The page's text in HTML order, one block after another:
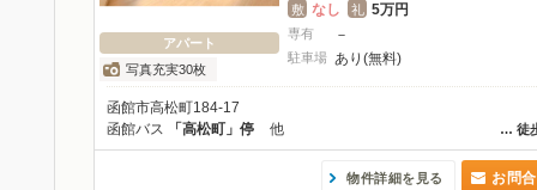
アパート
写真充実30枚
敷 なし 礼 5万円
専有 －
駐車場 あり(無料)
函館市高松町184-17
… 徒
函館バス 「高松町」停 他
物件詳細を見る お問